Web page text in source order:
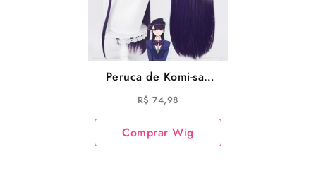
Peruca de Komi-san
Cosplay do anime
Komi Can’t
Communicate Wig
Komi-san
R$ 74,98
Comprar Wig